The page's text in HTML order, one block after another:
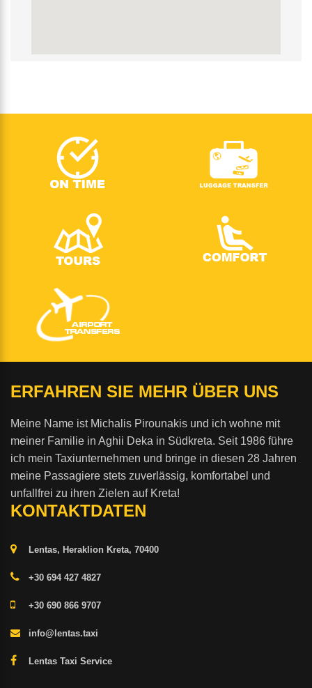
ERFAHREN SIE MEHR ÜBER UNS
Meine Name ist Michalis Pirounakis und ich wohne mit
meiner Familie in Aghii Deka in Südkreta. Seit 1986 führe
ich mein Taxiunternehmen und bringe in diesen 28 Jahren
meine Passagiere stets zuverlässig, komfortabel und
unfallfrei zu ihren Zielen auf Kreta!
KONTAKTDATEN
Lentas, Heraklion Kreta, 70400
+30 694 427 4827
+30 690 866 9707
info@lentas.taxi
Lentas Taxi Service